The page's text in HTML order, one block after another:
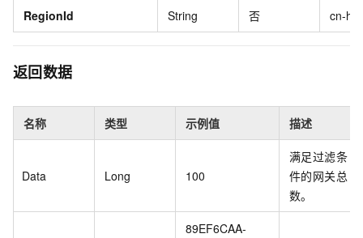
RegionId String 否 cn-
返回数据
名称 类型 示例值 描述
Data Long 100
满足过滤条
件的网关总
数。
89EF6CAA-